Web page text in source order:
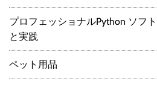
プロフェッショナルPython ソフ
と実践
ペット用品